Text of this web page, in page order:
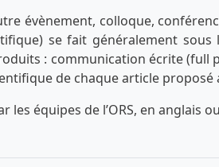
évènement, colloque,
se fait généralement
: communication écrite (full
de chaque article
les équipes de l’ORS, en